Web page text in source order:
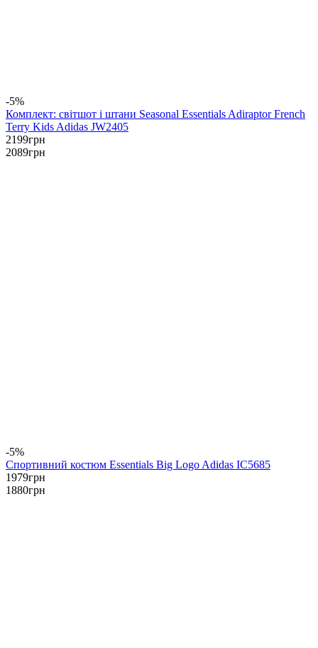
-5%
Комплект: світшот і штани Seasonal Essentials Adiraptor French
Terry Kids Adidas JW2405
2199грн
2089грн
-5%
Спортивний костюм Essentials Big Logo Adidas IC5685
1979грн
1880грн